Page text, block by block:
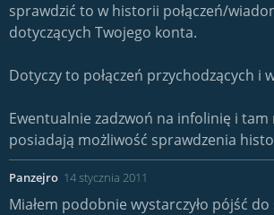
sprawdzić to w historii połączeń/
dotyczących Twojego konta.
Dotyczy to połączeń przychodzących i
Ewentualnie zadzwoń na infolinię i tam
posiadają możliwość sprawdzenia
Panzejro 14 stycznia 2011
Miałem podobnie wystarczyło pójść